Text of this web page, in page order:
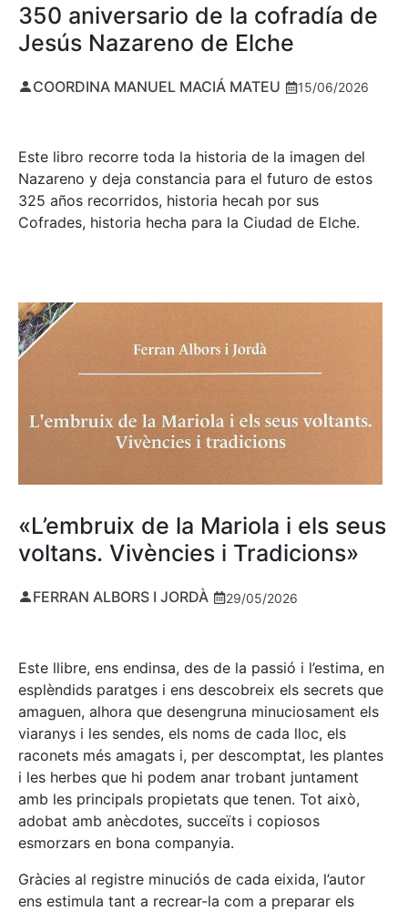
350 aniversario de la cofradía de
Jesús Nazareno de Elche
COORDINA MANUEL MACIÁ MATEU 15/06/2026
Este libro recorre toda la historia de la imagen del
Nazareno y deja constancia para el futuro de estos
325 años recorridos, historia hecah por sus
Cofrades, historia hecha para la Ciudad de Elche.
«L’embruix de la Mariola i els seus
voltans. Vivències i Tradicions»
FERRAN ALBORS I JORDÀ 29/05/2026
Este llibre, ens endinsa, des de la passió i l’estima, en
esplèndids paratges i ens descobreix els secrets que
amaguen, alhora que desengruna minuciosament els
viaranys i les sendes, els noms de cada lloc, els
raconets més amagats i, per descomptat, les plantes
i les herbes que hi podem anar trobant juntament
amb les principals propietats que tenen. Tot això,
adobat amb anècdotes, succeïts i copiosos
esmorzars en bona companyia.
Gràcies al registre minuciós de cada eixida, l’autor
ens estimula tant a recrear-la com a preparar els